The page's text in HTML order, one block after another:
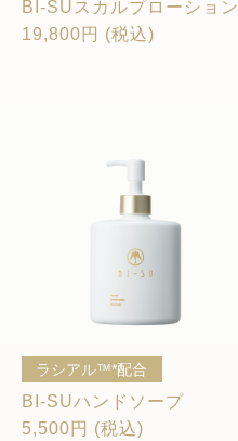
BI-SUスカルプローション
19,800円 (税込)
ラシアル™*配合
BI-SUハンドソープ
5,500円 (税込)